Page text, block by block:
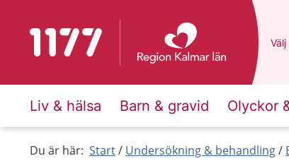
Till startsidan för 1177 Du
Välj
Liv & hälsa Barn & gravid Olyckor
Du är här: Start Undersökning & behandling